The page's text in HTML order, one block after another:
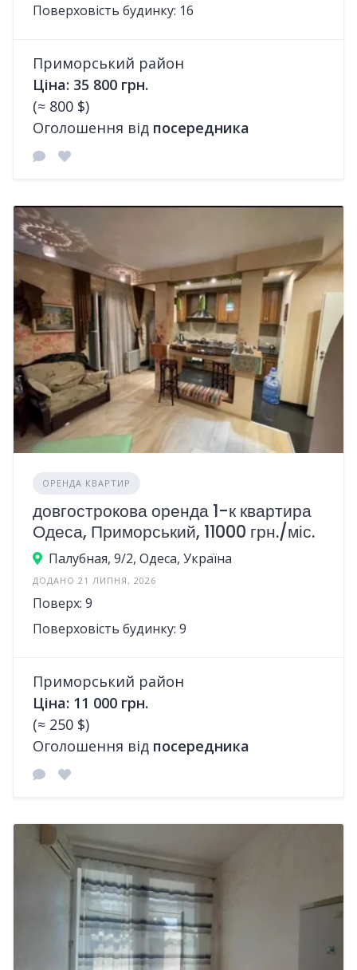
Поверховість будинку: 16
Приморський район
Ціна: 35 800 грн.
(≈ 800 $)
Оголошення від посередника
ОРЕНДА КВАРТИР
довгострокова оренда 1-к квартира
Одеса, Приморський, 11000 грн./міс.
Палубная, 9/2, Одеса, Україна
ДОДАНО 21 ЛИПНЯ, 2026
Поверх: 9
Поверховість будинку: 9
Приморський район
Ціна: 11 000 грн.
(≈ 250 $)
Оголошення від посередника